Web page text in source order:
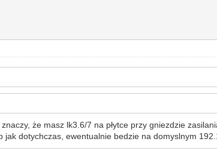
że masz lk3.6/7 na płytce przy gniezdzie
jak dotychczas, ewentualnie bedzie na domyslnym